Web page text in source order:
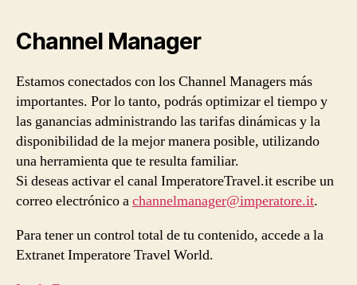
Channel Manager
Estamos conectados con los Channel Managers más
importantes. Por lo tanto, podrás optimizar el tiempo y
las ganancias administrando las tarifas dinámicas y la
disponibilidad de la mejor manera posible, utilizando
una herramienta que te resulta familiar.
Si deseas activar el canal ImperatoreTravel.it escribe un
correo electrónico achannelmanager@imperatore.it.
Para tener un control total de tu contenido, accede a la
Extranet Imperatore Travel World.